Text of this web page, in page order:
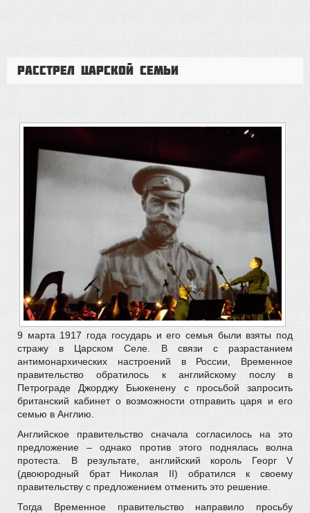
Расстрел царской семьи
9 марта 1917 года государь и его семья были взяты под
стражу в Царском Селе. В связи с разрастанием
антимонархических настроений в России, Временное
правительство обратилось к английскому послу в
Петрограде Джорджу Бьюкенену с просьбой запросить
британский кабинет о возможности отправить царя и его
семью в Англию.
Английское правительство сначала согласилось на это
предложение – однако против этого поднялась волна
протеста. В результате, английский король Георг V
(двоюродный брат Николая II) обратился к своему
правительству с предложением отменить это решение.
Тогда Временное правительство направило просьбу